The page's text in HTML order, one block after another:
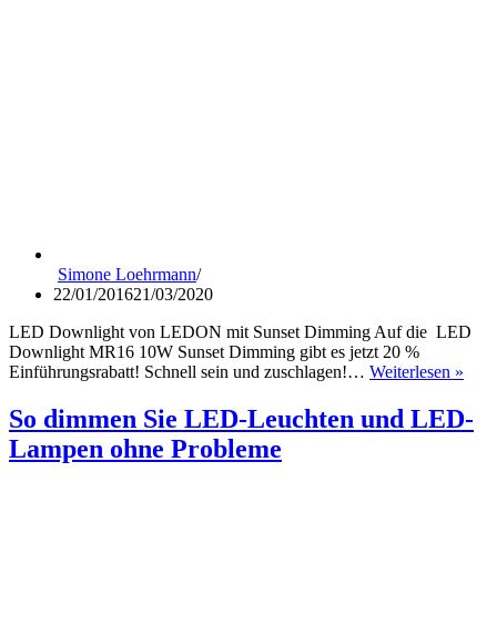
Simone Loehrmann
22/01/201621/03/2020
LED Downlight von LEDON mit Sunset Dimming Auf die LED
Downlight MR16 10W Sunset Dimming gibt es jetzt 20 %
Einführungsrabatt! Schnell sein und zuschlagen!… Weiterlesen »
von
So dimmen Sie LED-Leuchten und LED-
Lampen ohne Probleme